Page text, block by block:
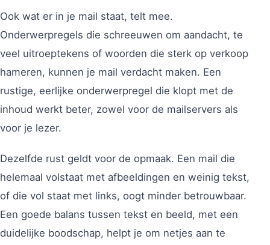
Ook wat er in je mail staat, telt mee.
Onderwerpregels die schreeuwen om aandacht, te
veel uitroeptekens of woorden die sterk op verkoop
hameren, kunnen je mail verdacht maken. Een
rustige, eerlijke onderwerpregel die klopt met de
inhoud werkt beter, zowel voor de mailservers als
voor je lezer.
Dezelfde rust geldt voor de opmaak. Een mail die
helemaal volstaat met afbeeldingen en weinig tekst,
of die vol staat met links, oogt minder betrouwbaar.
Een goede balans tussen tekst en beeld, met een
duidelijke boodschap, helpt je om netjes aan te